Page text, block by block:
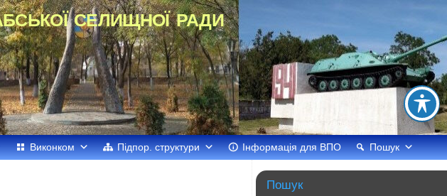
селищної ради
Виконком Підпор. структури Інформація для ВПО Пошук
Пошук